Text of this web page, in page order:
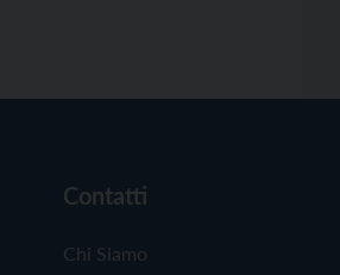
Contatti
Chi Siamo